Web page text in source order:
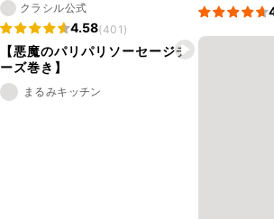
クラシル公式
4.58(401)
【悪魔のパリパリソーセージチ
ーズ巻き】
まるみキッチン